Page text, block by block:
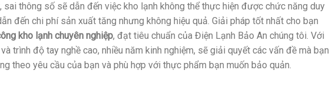
sai thông số sẽ dẫn đến việc kho lạnh không thể thực hiện được chức năng duy
đến chi phí sản xuất tăng nhưng không hiệu quả. Giải pháp tốt nhất cho bạn
kho lạnh chuyên nghiệp, đạt tiêu chuẩn của Điện Lạnh Bảo An chúng tôi. Với
trình độ tay nghề cao, nhiều năm kinh nghiệm, sẽ giải quyết các vấn đề mà bạn
theo yêu cầu của bạn và phù hợp với thực phẩm bạn muốn bảo quản.